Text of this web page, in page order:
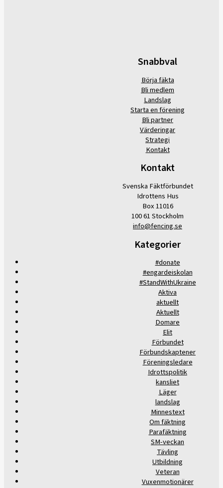
Snabbval
Börja fäkta
Bli medlem
Landslag
Starta en förening
Bli partner
Värderingar
Strategi
Kontakt
Kontakt
Svenska Fäktförbundet
Idrottens Hus
Box 11016
100 61 Stockholm
info@fencing.se
Kategorier
#donate
#engardeiskolan
#StandWithUkraine
Aktiva
aktuellt
Aktuellt
Domare
Elit
Förbundet
Förbundskaptener
Föreningsledare
Idrottspolitik
kansliet
Läger
landslag
Minnestext
Om fäktning
Parafäktning
SM-veckan
Tävling
Utbildning
Veteran
Vuxenmotionärer